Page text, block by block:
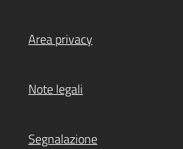
Area privacy
Note legali
Segnalazione